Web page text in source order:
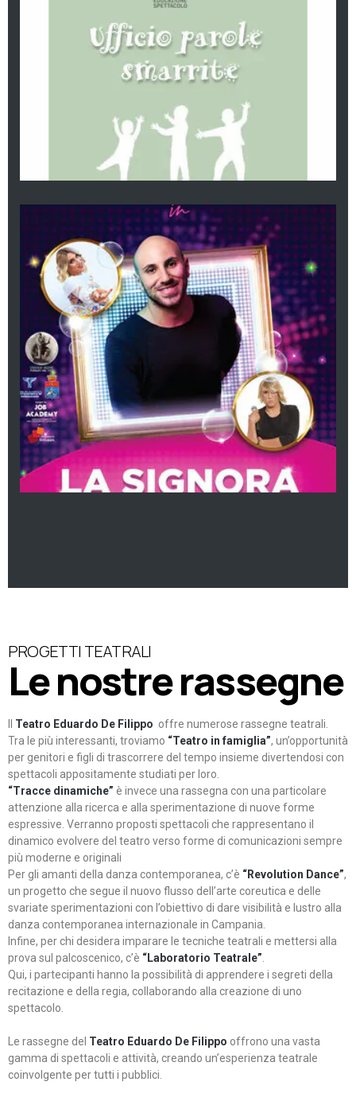
PROGETTI TEATRALI
Le nostre rassegne
Teatro Eduardo De Filippo offre numerose rassegne teatrali.
Tra le più interessanti, troviamo “Teatro in famiglia”, un’opportunità
per genitori e figli di trascorrere del tempo insieme divertendosi con
spettacoli appositamente studiati per loro.
“Tracce dinamiche” è invece una rassegna con una particolare
attenzione alla ricerca e alla sperimentazione di nuove forme
espressive. Verranno proposti spettacoli che rappresentano il
dinamico evolvere del teatro verso forme di comunicazioni sempre
più moderne e originali
Per gli amanti della danza contemporanea, c’è “Revolution Dance”,
un progetto che segue il nuovo flusso dell’arte coreutica e delle
svariate sperimentazioni con l’obiettivo di dare visibilità e lustro alla
danza contemporanea internazionale in Campania.
Infine, per chi desidera imparare le tecniche teatrali e mettersi alla
prova sul palcoscenico, c’è “Laboratorio Teatrale”
Qui, i partecipanti hanno la possibilità di apprendere i segreti della
recitazione e della regia, collaborando alla creazione di uno
spettacolo.
Le rassegne del Teatro Eduardo De Filippo offrono una vasta
gamma di spettacoli e attività, creando un’esperienza teatrale
coinvolgente per tutti i pubblici.